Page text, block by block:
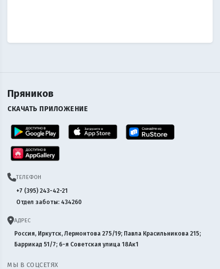
Пряников
СКАЧАТЬ ПРИЛОЖЕНИЕ
ТЕЛЕФОН
+7 (395) 243-42-21
Отдел заботы: 434260
АДРЕС
Россия, Иркутск, Лермонтова 275/19; Павла Красильникова 215;
Баррикад 51/7; 6-я Советская улица 18Ак1
МЫ В СОЦСЕТЯХ